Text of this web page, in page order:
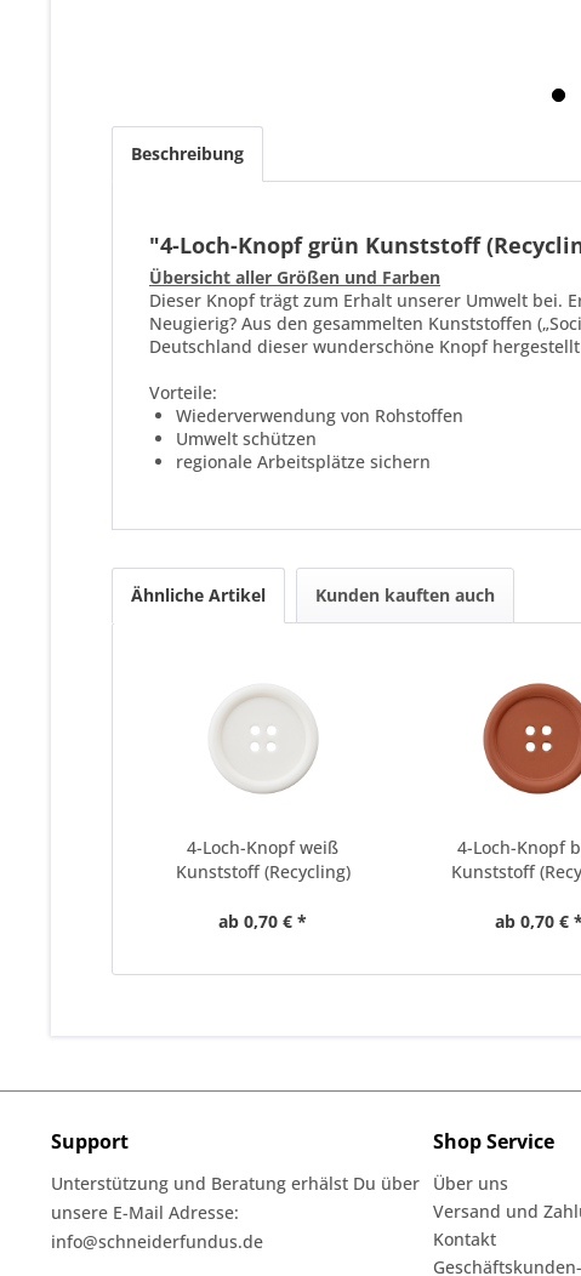
Beschreibung
"4-Loch-Knopf grün Kunststoff
Übersicht aller Größen und Farben
Dieser Knopf trägt zum Erhalt unserer Umwelt bei.
Neugierig? Aus den gesammelten Kunststoffen
Deutschland dieser wunderschöne Knopf
Vorteile:
Wiederverwendung von Rohstoffen
Umwelt schützen
regionale Arbeitsplätze sichern
Ähnliche Artikel Kunden kauften auch
4-Loch-Knopf weiß
Kunststoff (Recycling)
ab 0,70 € *
4-Loch-Knopf
Kunststoff
ab 0,70 € *
Support
Unterstützung und Beratung erhälst Du über
unsere E-Mail Adresse:
info@schneiderfundus.de
Shop Service
Über uns
Versand und
Kontakt